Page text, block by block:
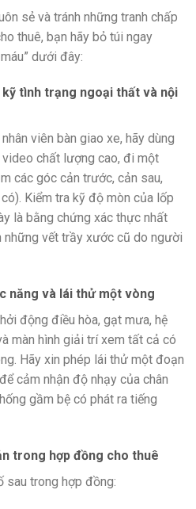
sẻ và tránh những tranh chấp
thuê, bạn hãy bỏ túi ngay
dưới đây:
tình trạng ngoại thất và nội
viên bàn giao xe, hãy dùng
chất lượng cao, đi một
các góc cản trước, cản sau,
Kiểm tra kỹ độ mòn của lốp
là bằng chứng xác thực nhất
những vết trầy xước cũ do người
năng và lái thử một vòng
động điều hòa, gạt mưa, hệ
màn hình giải trí xem tất cả có
Hãy xin phép lái thử một đoạn
cảm nhận độ nhạy của chân
gầm bệ có phát ra tiếng
trong hợp đồng cho thuê
sau trong hợp đồng: